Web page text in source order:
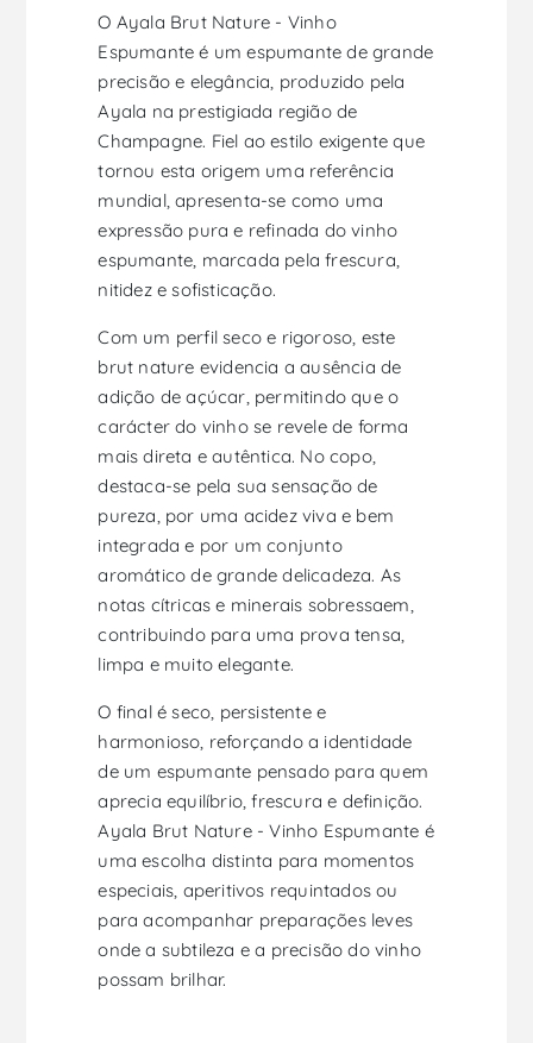
O Ayala Brut Nature - Vinho
Espumante é um espumante de grande
precisão e elegância, produzido pela
Ayala na prestigiada região de
Champagne. Fiel ao estilo exigente que
tornou esta origem uma referência
mundial, apresenta-se como uma
expressão pura e refinada do vinho
espumante, marcada pela frescura,
nitidez e sofisticação.
Com um perfil seco e rigoroso, este
brut nature evidencia a ausência de
adição de açúcar, permitindo que o
carácter do vinho se revele de forma
mais direta e autêntica. No copo,
destaca-se pela sua sensação de
pureza, por uma acidez viva e bem
integrada e por um conjunto
aromático de grande delicadeza. As
notas cítricas e minerais sobressaem,
contribuindo para uma prova tensa,
limpa e muito elegante.
O final é seco, persistente e
harmonioso, reforçando a identidade
de um espumante pensado para quem
aprecia equilíbrio, frescura e definição.
Ayala Brut Nature - Vinho Espumante é
uma escolha distinta para momentos
especiais, aperitivos requintados ou
para acompanhar preparações leves
onde a subtileza e a precisão do vinho
possam brilhar.